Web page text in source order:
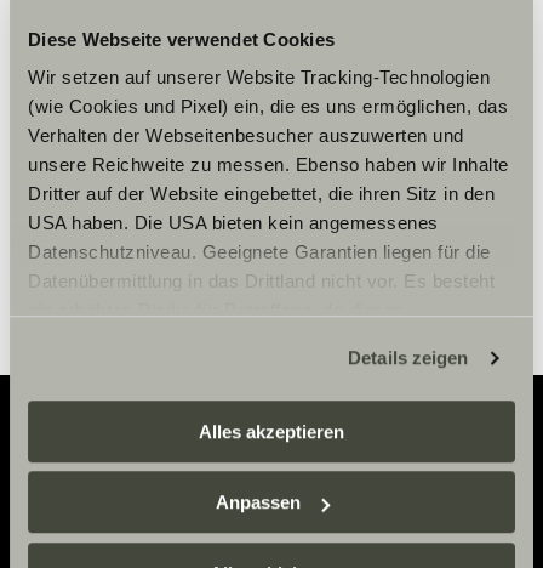
Diese Webseite verwendet Cookies
Wir setzen auf unserer Website Tracking-Technologien
(wie Cookies und Pixel) ein, die es uns ermöglichen, das
Verhalten der Webseitenbesucher auszuwerten und
unsere Reichweite zu messen. Ebenso haben wir Inhalte
Dritter auf der Website eingebettet, die ihren Sitz in den
USA haben. Die USA bieten kein angemessenes
Datenschutzniveau. Geeignete Garantien liegen für die
Datenübermittlung in das Drittland nicht vor. Es besteht
zustehen. Eingesetzte Dienstleister können Daten für
eigene Zwecke verarbeiten und mit anderen Daten
zusammenführen. Weitere Informationen finden Sie hier:
Datenschutzerklärung
einzelne Cookies/Dienste in den Einstellungen aus,
erteilen Sie uns Ihre Einwilligung zur Verarbeitung Ihrer
Details zeigen
Alles akzeptieren
Anpassen
Accepteer marketing-cookies om
Cookie-instellingen
Adventure
Now.